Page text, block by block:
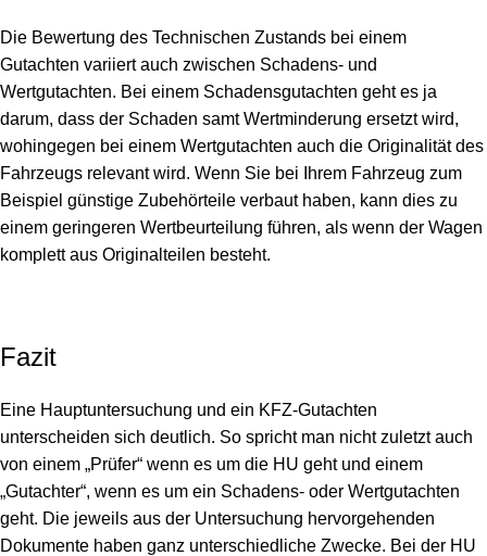
Die Bewertung des Technischen Zustands bei einem
Gutachten variiert auch zwischen Schadens- und
Wertgutachten. Bei einem Schadensgutachten geht es ja
darum, dass der Schaden samt Wertminderung ersetzt wird,
wohingegen bei einem Wertgutachten auch die Originalität des
Fahrzeugs relevant wird. Wenn Sie bei Ihrem Fahrzeug zum
Beispiel günstige Zubehörteile verbaut haben, kann dies zu
einem geringeren Wertbeurteilung führen, als wenn der Wagen
komplett aus Originalteilen besteht.
Fazit
Eine Hauptuntersuchung und ein KFZ-Gutachten
unterscheiden sich deutlich. So spricht man nicht zuletzt auch
von einem „Prüfer“ wenn es um die HU geht und einem
„Gutachter“, wenn es um ein Schadens- oder Wertgutachten
geht. Die jeweils aus der Untersuchung hervorgehenden
Dokumente haben ganz unterschiedliche Zwecke. Bei der HU